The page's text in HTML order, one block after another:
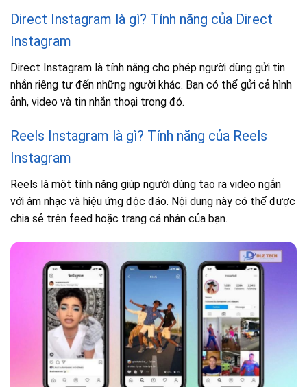
Direct Instagram là gì? Tính năng của Direct
Instagram
Direct Instagram là tính năng cho phép người dùng gửi tin
nhắn riêng tư đến những người khác. Bạn có thể gửi cả hình
ảnh, video và tin nhắn thoại trong đó.
Reels Instagram là gì? Tính năng của Reels
Instagram
Reels là một tính năng giúp người dùng tạo ra video ngắn
với âm nhạc và hiệu ứng độc đáo. Nội dung này có thể được
chia sẻ trên feed hoặc trang cá nhân của bạn.